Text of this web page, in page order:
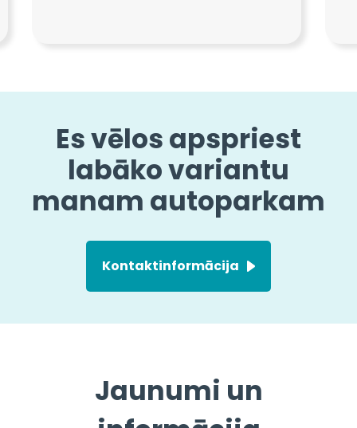
Es vēlos apspriest
labāko variantu
manam autoparkam
Kontaktinformācija
Jaunumi un